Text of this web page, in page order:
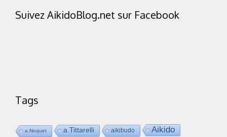
Suivez AikidoBlog.net sur Facebook
Tags
a.Noquet a.Tittarelli aikibudo Aikido